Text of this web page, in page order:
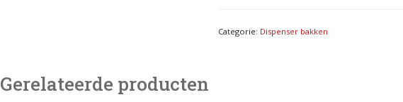
Categorie: Dispenser bakken
Gerelateerde producten